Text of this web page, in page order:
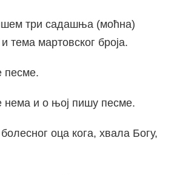
три садашња (моћна)
тема мартовског броја.
песме.
нема и о њој пишу песме.
болесног оца кога, хвала Богу,